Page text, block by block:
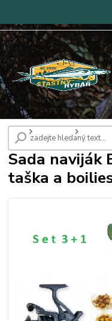
Úvod Akční sety Sada
Sada naviják
taška a